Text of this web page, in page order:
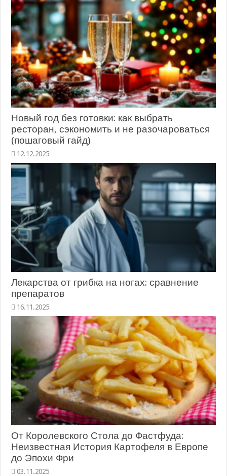
Новый год без готовки: как выбрать
ресторан, сэкономить и не разочароваться
(пошаговый гайд)
12.12.2025
Лекарства от грибка на ногах: сравнение
препаратов
16.11.2025
От Королевского Стола до Фастфуда:
Неизвестная История Картофеля в Европе
до Эпохи Фри
03.11.2025